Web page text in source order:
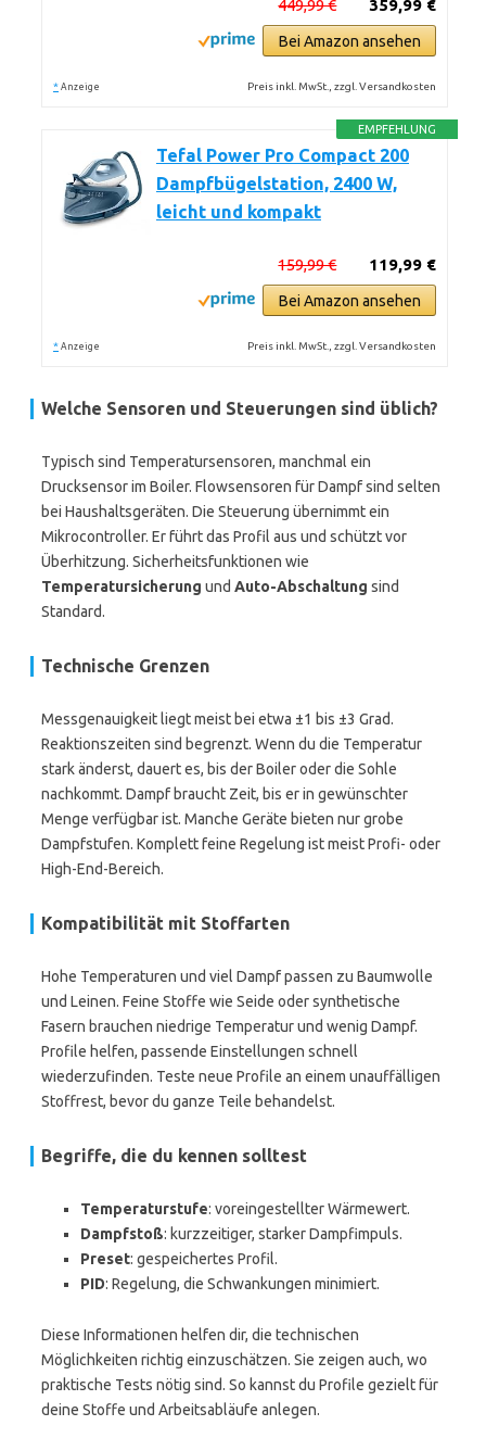
359,99 €
449,99 €
Bei Amazon ansehen
* Anzeige Preis inkl. MwSt., zzgl. Versandkosten
EMPFEHLUNG
Tefal Power Pro Compact 200
Dampfbügelstation, 2400 W,
leicht und kompakt
119,99 €
159,99 €
Bei Amazon ansehen
* Anzeige Preis inkl. MwSt., zzgl. Versandkosten
Welche Sensoren und Steuerungen sind üblich?
Typisch sind Temperatursensoren, manchmal ein
Drucksensor im Boiler. Flowsensoren für Dampf sind selten
bei Haushaltsgeräten. Die Steuerung übernimmt ein
Mikrocontroller. Er führt das Profil aus und schützt vor
Überhitzung. Sicherheitsfunktionen wie
Temperatursicherung und Auto-Abschaltung sind
Standard.
Technische Grenzen
Messgenauigkeit liegt meist bei etwa ±1 bis ±3 Grad.
Reaktionszeiten sind begrenzt. Wenn du die Temperatur
stark änderst, dauert es, bis der Boiler oder die Sohle
nachkommt. Dampf braucht Zeit, bis er in gewünschter
Menge verfügbar ist. Manche Geräte bieten nur grobe
Dampfstufen. Komplett feine Regelung ist meist Profi- oder
High-End-Bereich.
Kompatibilität mit Stoffarten
Hohe Temperaturen und viel Dampf passen zu Baumwolle
und Leinen. Feine Stoffe wie Seide oder synthetische
Fasern brauchen niedrige Temperatur und wenig Dampf.
Profile helfen, passende Einstellungen schnell
wiederzufinden. Teste neue Profile an einem unauffälligen
Stoffrest, bevor du ganze Teile behandelst.
Begriffe, die du kennen solltest
Temperaturstufe: voreingestellter Wärmewert.
Dampfstoß: kurzzeitiger, starker Dampfimpuls.
Preset: gespeichertes Profil.
PID: Regelung, die Schwankungen minimiert.
Diese Informationen helfen dir, die technischen
Möglichkeiten richtig einzuschätzen. Sie zeigen auch, wo
praktische Tests nötig sind. So kannst du Profile gezielt für
deine Stoffe und Arbeitsabläufe anlegen.